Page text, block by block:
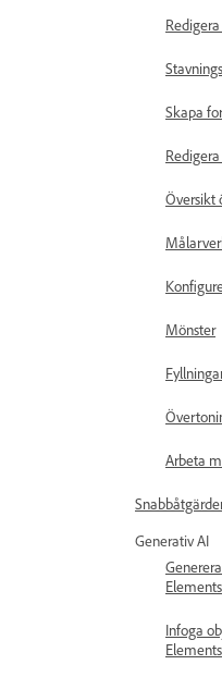
Skapa
Översikt
Mönster
Arbeta
Generativ AI
Elements
Infoga
Elements